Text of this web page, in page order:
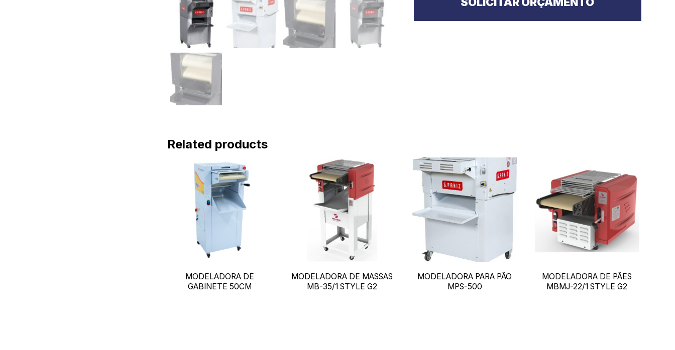
Related products
MODELADORA DE
GABINETE 50CM
MODELADORA DE MASSAS
MB-35/1 STYLE G2
MODELADORA PARA PÃO
MPS-500
MODELADORA DE PÃES
MBMJ-22/1 STYLE G2